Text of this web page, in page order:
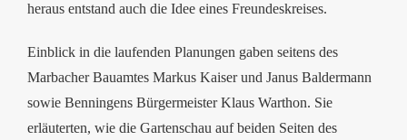
heraus entstand auch die Idee eines Freundeskreises.
Einblick in die laufenden Planungen gaben seitens des
Marbacher Bauamtes Markus Kaiser und Janus Baldermann
sowie Benningens Bürgermeister Klaus Warthon. Sie
erläuterten, wie die Gartenschau auf beiden Seiten des